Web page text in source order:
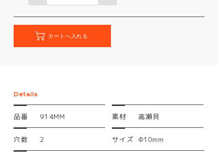
Details
品番 914MM 素材 高瀬貝
穴数 2 サイズ Φ10mm